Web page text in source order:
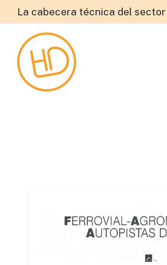
La cabecera técnica del